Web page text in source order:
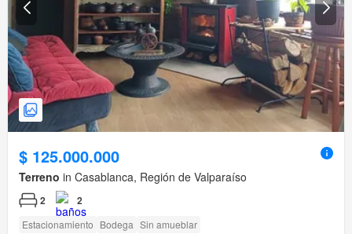
$ 125.000.000
Terreno in Casablanca, Región de Valparaíso
2 2
Estacionamiento Bodega Sin amueblar